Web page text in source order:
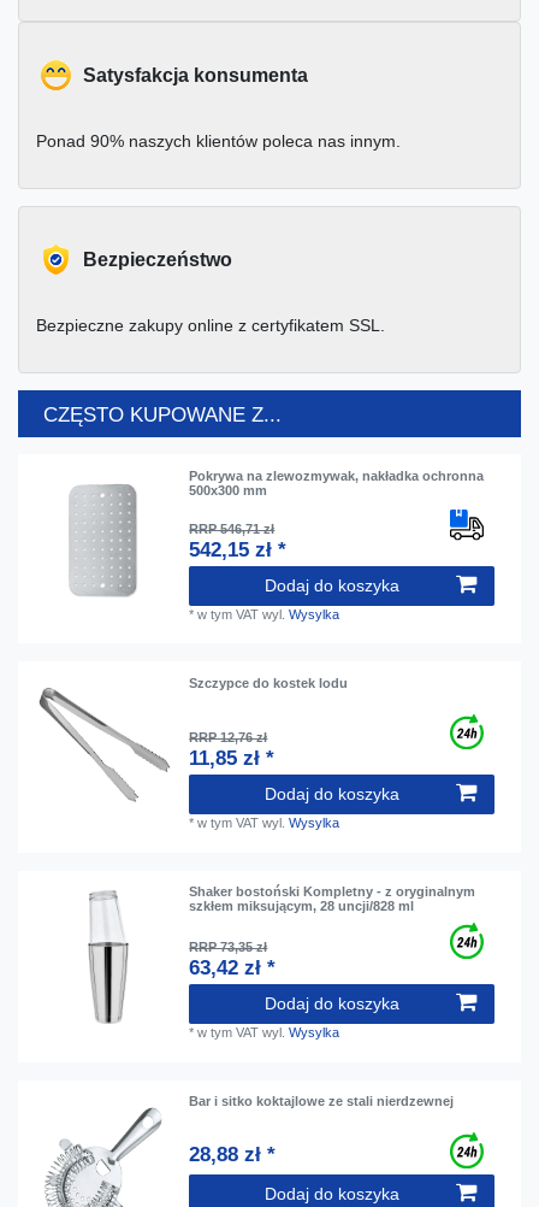
Satysfakcja konsumenta
Ponad 90% naszych klientów poleca nas innym.
Bezpieczeństwo
Bezpieczne zakupy online z certyfikatem SSL.
CZĘSTO KUPOWANE Z...
Pokrywa na zlewozmywak, nakładka ochronna
500x300 mm
RRP 546,71 zł
542,15 zł *
Dodaj do koszyka
*w tym VAT wyl.Wysylka
Szczypce do kostek lodu
RRP 12,76 zł
11,85 zł *
Dodaj do koszyka
*w tym VAT wyl.Wysylka
Shaker bostoński Kompletny - z oryginalnym
szkłem miksującym, 28 uncji/828 ml
RRP 73,35 zł
63,42 zł *
Dodaj do koszyka
*w tym VAT wyl.Wysylka
Bar i sitko koktajlowe ze stali nierdzewnej
28,88 zł *
Dodaj do koszyka